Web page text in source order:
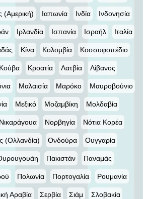
(Αμερική) Ιαπωνία Ινδία Ινδονησία
Ιρλανδία Ισπανία Ισραήλ Ιταλία
Κίνα Κολομβία Κοσσυφοπέδιο
Κούβα Κροατία Λατβία Λίβανος
Μαλαισία Μαρόκο Μαυροβούνιο
Μεξικό Μοζαμβίκη Μολδαβία
Νικαράγουα Νορβηγία Νότια Κορέα
(Ολλανδία) Ονδούρα Ουγγαρία
Πακιστάν Παναμάς
Πολωνία Πορτογαλία Ρουμανία
Αραβία Σερβία Σιάμ Σλοβακία